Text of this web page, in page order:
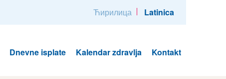
Ћирилица Latinica
Dnevne isplate Kalendar zdravlja Kontakt